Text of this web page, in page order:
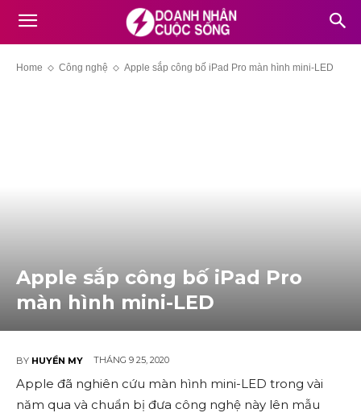
Home Công nghệ Apple sắp công bố iPad Pro màn hình mini-LED
Apple sắp công bố iPad Pro
màn hình mini-LED
BY HUYỀN MY THÁNG 9 25, 2020
Apple đã nghiên cứu màn hình mini-LED trong vài
năm qua và chuẩn bị đưa công nghệ này lên mẫu